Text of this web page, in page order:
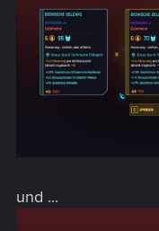
und ...